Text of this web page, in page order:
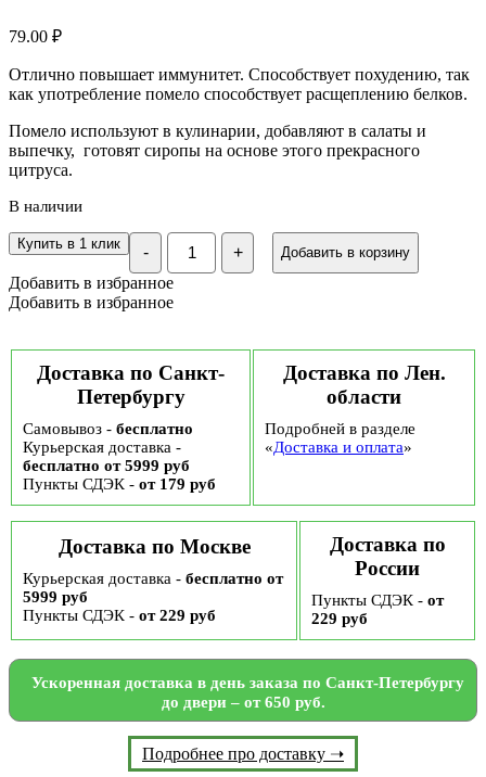
79.00 ₽
Отлично повышает иммунитет. Способствует похудению, так
как употребление помело способствует расщеплению белков.
Помело используют в кулинарии, добавляют в салаты и
выпечку, готовят сиропы на основе этого прекрасного
цитруса.
В наличии
-
Количество
Помело
цукат,
100
гр
+ Добавить в корзину
Купить в 1 клик
Добавить в избранное
Добавить в избранное
Доставка по Санкт-
Петербургу
Самовывоз - бесплатно
Курьерская доставка -
бесплатно от 5999 руб
Пункты СДЭК - от 179 руб
Доставка по Лен.
области
Подробней в разделе
«Доставка и оплата»
Доставка по Москве
Курьерская доставка - бесплатно от
5999 руб
Пункты СДЭК - от 229 руб
Доставка по
России
Пункты СДЭК - от
229 руб
Ускоренная доставка в день заказа по Санкт-Петербургу
до двери – от 650 руб.
Подробнее про доставку ➝